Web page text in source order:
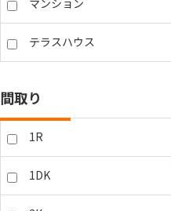
マンション
テラスハウス
間取り
1R
1DK